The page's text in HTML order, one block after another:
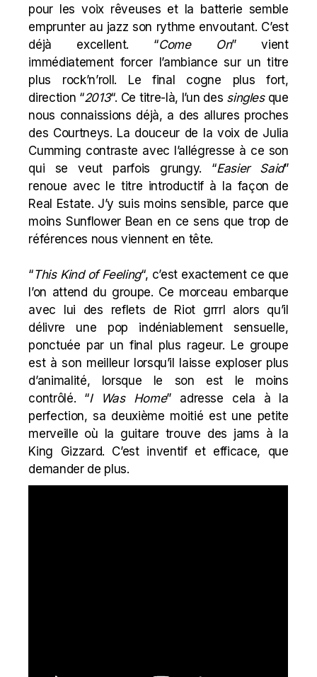
pour les voix rêveuses et la batterie semble
emprunter au jazz son rythme envoutant. C’est
déjà excellent. “Come On” vient
immédiatement forcer l’ambiance sur un titre
plus rock’n’roll. Le final cogne plus fort,
direction “2013“. Ce titre-là, l’un des singles que
nous connaissions déjà, a des allures proches
des Courtneys. La douceur de la voix de Julia
Cumming contraste avec l’allégresse à ce son
qui se veut parfois grungy. “Easier Said”
renoue avec le titre introductif à la façon de
Real Estate. J’y suis moins sensible, parce que
moins Sunflower Bean en ce sens que trop de
références nous viennent en tête.
“This Kind of Feeling“, c’est exactement ce que
l’on attend du groupe. Ce morceau embarque
avec lui des reflets de Riot grrrl alors qu’il
délivre une pop indéniablement sensuelle,
ponctuée par un final plus rageur. Le groupe
est à son meilleur lorsqu’il laisse exploser plus
d’animalité, lorsque le son est le moins
contrôlé. “I Was Home” adresse cela à la
perfection, sa deuxième moitié est une petite
merveille où la guitare trouve des jams à la
King Gizzard. C’est inventif et efficace, que
demander de plus.